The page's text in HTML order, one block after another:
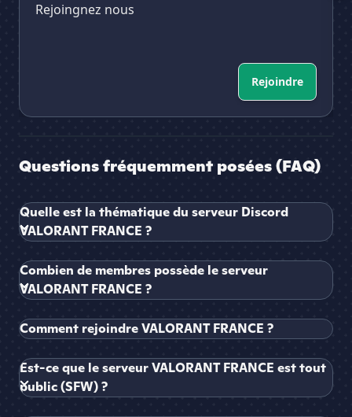
Rejoingnez nous
Rejoindre
Questions fréquemment posées (FAQ)
Quelle est la thématique du serveur Discord
VALORANT FRANCE ?
Combien de membres possède le serveur
VALORANT FRANCE ?
Comment rejoindre VALORANT FRANCE ?
Est-ce que le serveur VALORANT FRANCE est tout
public (SFW) ?